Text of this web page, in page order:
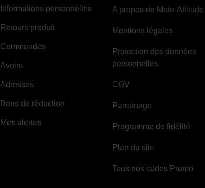
Informations personnelles
Retours produit
Commandes
Avoirs
Adresses
Bons de réduction
Mes alertes
A propos de Moto-Attitude
Mentions légales
Protection des données
personnelles
CGV
Parrainage
Programme de fidélité
Plan du site
Tous nos codes Promo